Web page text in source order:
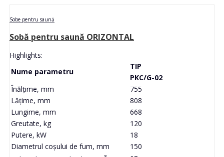
Sobe pentru saună
Sobă pentru saună ORIZONTAL
Highlights:
Nume parametru
TIP
PKC/G-02
Înălțime, mm
755
Lățime, mm
808
Lungime, mm
668
Greutate, kg
120
Putere, kW
18
Diametrul coșului de fum, mm
150